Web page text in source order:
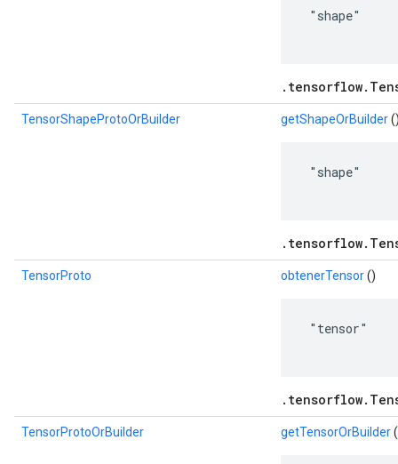
"shape"
TensorShapeProtoOrBuilder getShapeOrBuilder
"shape"
TensorProto obtenerTensor()
"tensor"
TensorProtoOrBuilder getTensorOrBuilder